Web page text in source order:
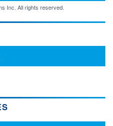
Inc. All rights reserved.